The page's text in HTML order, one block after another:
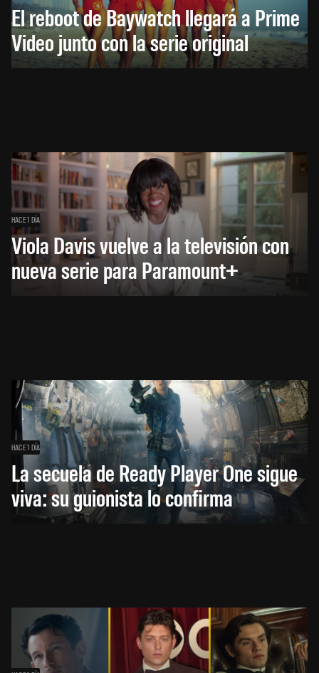
El reboot de Baywatch llegará a Prime
Video junto con la serie original
HACE 1 DÍA
Viola Davis vuelve a la televisión con
nueva serie para Paramount+
HACE 1 DÍA
La secuela de Ready Player One sigue
viva: su guionista lo confirma